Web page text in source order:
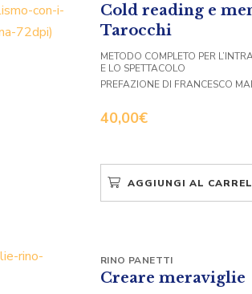
Cold reading e
Tarocchi
40,00€
METODO COMPLETO PER
E LO SPETTACOLO
PREFAZIONE DI FRANCESCO
AGGIUNGI AL
Creare meraviglie
RINO PANETTI